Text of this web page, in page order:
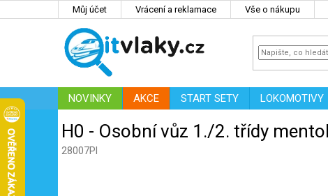
Můj účet Vrácení a reklamace Vše o nákupu
NOVINKY AKCE START SETY LOKOMOTIVY
H0 - Osobní vůz 1./2. třídy
28007PI